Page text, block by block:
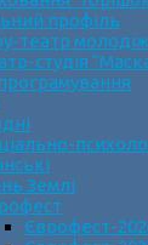
профіль
театр
студія
Землі
Єврофест-